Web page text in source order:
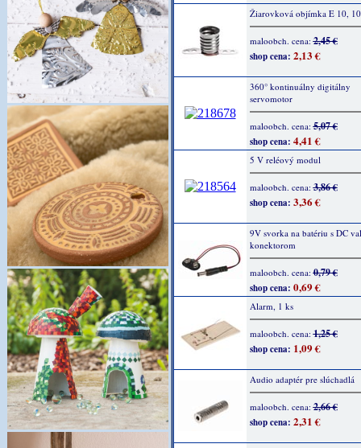
Žiarovková objímka E 10,
maloobch. cena:2,45 €
shop cena: 2,13 €
360° kontinuálny digitálny
servomotor
maloobch. cena:5,07 €
shop cena: 4,41 €
5 V reléový modul
maloobch. cena:3,86 €
shop cena: 3,36 €
9V svorka na batériu s DC
konektorom
maloobch. cena:0,79 €
shop cena: 0,69 €
Alarm, 1 ks
maloobch. cena:1,25 €
shop cena: 1,09 €
Audio adaptér pre slúchadlá
maloobch. cena:2,66 €
shop cena: 2,31 €